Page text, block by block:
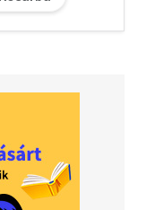
életünkben ezek a
is!